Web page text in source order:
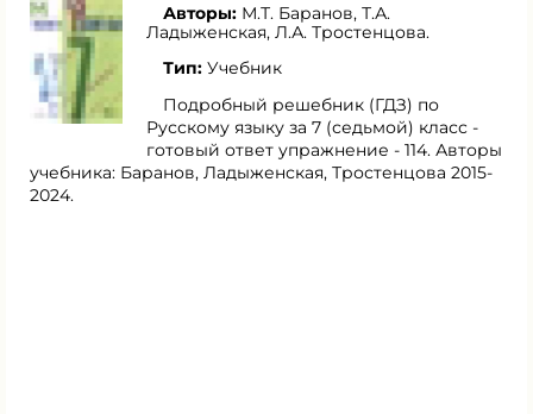
Авторы: М.Т. Баранов, Т.А.
Ладыженская, Л.А. Тростенцова.
Тип: Учебник
Подробный решебник (ГДЗ) по
Русскому языку за 7 (седьмой) класс -
готовый ответ упражнение - 114. Авторы
учебника: Баранов, Ладыженская, Тростенцова 2015-
2024.